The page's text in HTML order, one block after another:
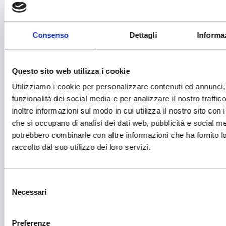
Consenso Dettagli
Questo sito web utilizza i cookie
Utilizziamo i cookie per personalizzare contenuti ed
funzionalità dei social media e per analizzare il nostro
inoltre informazioni sul modo in cui utilizza il nostro sito con
che si occupano di analisi dei dati web, pubblicità e social
potrebbero combinarle con altre informazioni che ha fornito
raccolto dal suo utilizzo dei loro servizi.
delNecessari
Preferenze
Energie Rinnovabili
Farmacia e/o chimica
Fashion
Festival e mostre
Fiere ed eventi
Formazione e lavoro
Fotovoltaico
Gastronomia